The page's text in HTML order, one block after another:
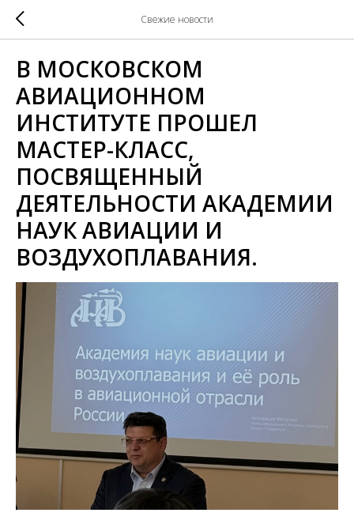
Свежие новости
В МОСКОВСКОМ
АВИАЦИОННОМ
ИНСТИТУТЕ ПРОШЕЛ
МАСТЕР-КЛАСС,
ПОСВЯЩЕННЫЙ
ДЕЯТЕЛЬНОСТИ АКАДЕМИИ
НАУК АВИАЦИИ И
ВОЗДУХОПЛАВАНИЯ.